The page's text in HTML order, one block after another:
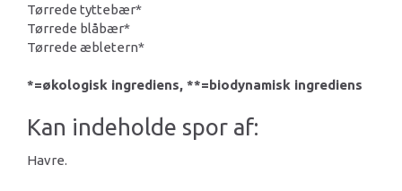
Tørrede tyttebær*
Tørrede blåbær*
Tørrede æbletern*
*=økologisk ingrediens, **=biodynamisk ingrediens
Kan indeholde spor af:
Havre.